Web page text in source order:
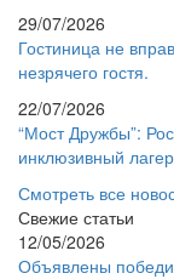
29/07/2026
Гостиница не
незрячего гостя.
22/07/2026
“Мост Дружбы”:
инклюзивный
Смотреть все
Свежие статьи
12/05/2026
Объявлены